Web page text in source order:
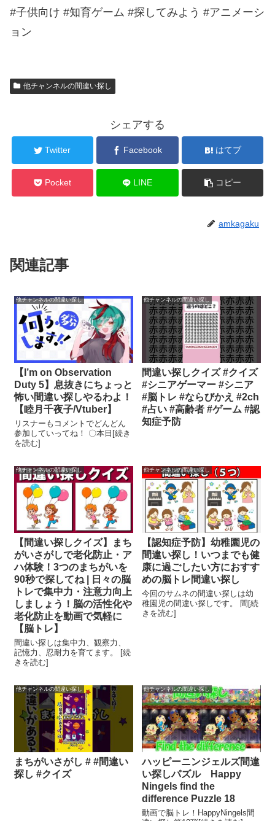
#子供向け #知育ゲーム #探してみよう #アニメーシ
ョン
他チャンネルの間違い探し
シェアする
Twitter Facebook はてブ
Pocket LINE コピー
amkagaku
関連記事
他チャンネルの間違い探し
【I’m on Observation
Duty 5】息抜きにちょっと
怖い間違い探しやるわよ！
【睦月千夜子/Vtuber】
リスナーもコメントでどんどん
参加していってね！ 〇本日[続き
を読む]
他チャンネルの間違い探し
間違い探しクイズ #クイズ
#シニアゲーマー #シニア
#脳トレ #ならびかえ #2ch
#占い #高齢者 #ゲーム #認
知症予防
他チャンネルの間違い探し
【間違い探しクイズ】まち
がいさがしで老化防止・ア
ハ体験！3つのまちがいを
90秒で探してね | 日々の脳
トレで集中力・注意力向上
しましょう！脳の活性化や
老化防止を動画で気軽に
【脳トレ】
間違い探しは集中力、観察力、
記憶力、忍耐力を育てます。 [続
きを読む]
他チャンネルの間違い探し
【認知症予防】幼稚園児の
間違い探し！いつまでも健
康に過ごしたい方におすす
めの脳トレ間違い探し
今回のサムネの間違い探しは幼
稚園児の間違い探しです。 間[続
きを読む]
他チャンネルの間違い探し
まちがいさがし # #間違い
探し #クイズ
他チャンネルの間違い探し
ハッピーニンジェルズ間違
い探しパズル Happy
Ningels find the
difference Puzzle 18
動画で脳トレ！HappyNingels間